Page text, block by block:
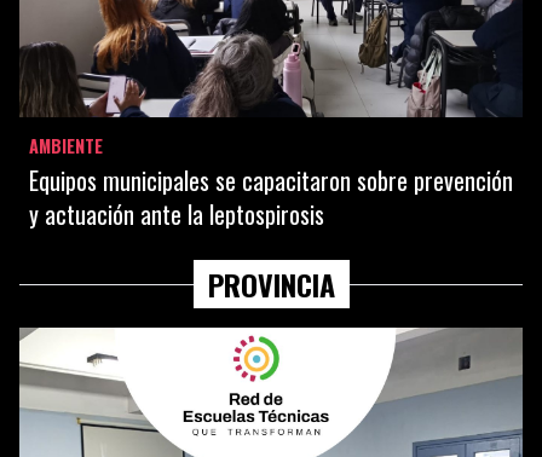
AMBIENTE
Equipos municipales se capacitaron sobre prevención
y actuación ante la leptospirosis
PROVINCIA